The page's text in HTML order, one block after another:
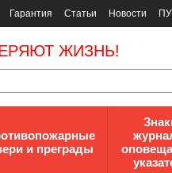
Гарантия Статьи Новости
ЖИЗНЬ!
и преграды